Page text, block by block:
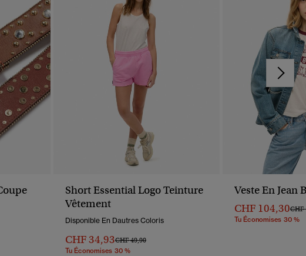
Short Essential Logo Teinture
Vêtement
Disponible En Dautres Coloris
CHF 34,93Prix Réduit De
CHF 49,90À
Tu Économises 30 %
Veste En Jean
CHF 104,30Prix
CHF
Tu Économises 30 %